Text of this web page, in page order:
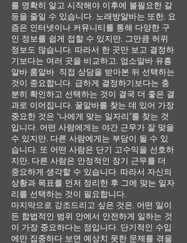
를 명확히 알고 시작해야 이후에 불필요한 갈
등을 줄일 수 있습니다. 노래방알바는 또한, 요
즘은 인터넷이나 커뮤니티를 통해 다양한 구
인 정보를 쉽게 접할 수 있지만, 그만큼 허위
정보도 많습니다. 따라서 한 곳만 보고 결정하
기보다는 여러 곳을 비교하고, 업소알바 유흥
알바 룸알바 직접 상담을 받아본 뒤 선택하는
것이 중요합니다. 급하게 결정하기보다는 충
분히 확인하고 선택하는 것이 결국 더 좋은 결
과로 이어집니다. 꿀알바를 찾는 데 있어 가장
중요한 것은 “나에게 맞는 일자리”를 찾는 것
입니다. 어떤 사람에게는 야간 근무가 잘 맞을
수 있지만, 다른 사람에게는 부담이 될 수 있
습니다. 또 어떤 사람은 단기 고수익을 선호하
지만, 다른 사람은 안정적인 장기 근무를 더
중요하게 생각할 수 있습니다. 따라서 자신의
상황과 목표를 먼저 정리한 후 그에 맞는 일자
리를 선택하는 것이 필요합니다.
마지막으로 강조드리고 싶은 것은, 어떤 일이
든 합법적인 범위 안에서 안전하게 일하는 것
이 가장 중요하다는 점입니다. 단기적인 수입
에만 집중하다 보면 예상치 못한 문제를 겪을